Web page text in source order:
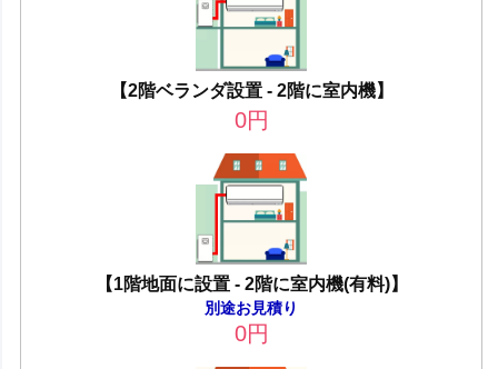
【2階ベランダ設置 - 2階に室内機】
0円
【1階地面に設置 - 2階に室内機(有料)】
別途お見積り
0円